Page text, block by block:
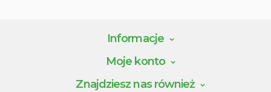
Informacje
Moje konto
Znajdziesz nas również